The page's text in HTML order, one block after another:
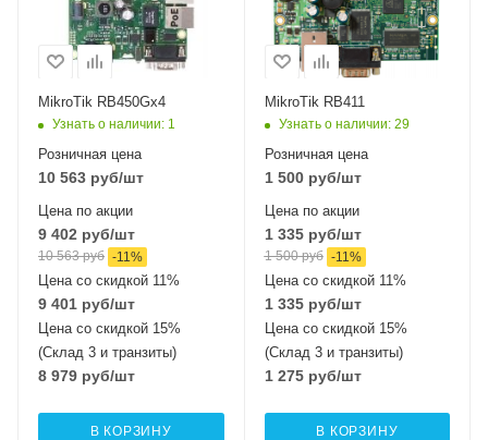
MikroTik RB450Gx4
Узнать о наличии: 1
Розничная цена
10 563 руб/шт
Цена по акции
9 402 руб/шт
10 563руб -11 %
Цена со скидкой 11%
9 401 руб/шт
Цена со скидкой 15%
(Склад 3 и транзиты)
8 979 руб/шт
В КОРЗИНУ
MikroTik RB411
Узнать о наличии: 29
Розничная цена
1 500руб/шт
Цена по акции
1 335руб/шт
1 500руб -11 %
Цена со скидкой 11%
1 335руб/шт
Цена со скидкой 15%
(Склад 3 и транзиты)
1 275руб/шт
В КОРЗИНУ